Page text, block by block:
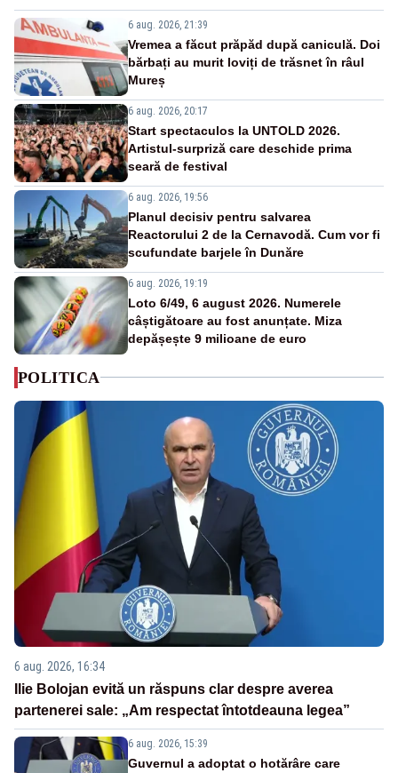
6 aug. 2026, 21:39
Vremea a făcut prăpăd după caniculă. Doi
bărbați au murit loviți de trăsnet în râul
Mureș
6 aug. 2026, 20:17
Start spectaculos la UNTOLD 2026.
Artistul-surpriză care deschide prima
seară de festival
6 aug. 2026, 19:56
Planul decisiv pentru salvarea
Reactorului 2 de la Cernavodă. Cum vor fi
scufundate barjele în Dunăre
6 aug. 2026, 19:19
Loto 6/49, 6 august 2026. Numerele
câștigătoare au fost anunțate. Miza
depășește 9 milioane de euro
POLITICA
6 aug. 2026, 16:34
Ilie Bolojan evită un răspuns clar despre averea
partenerei sale: „Am respectat întotdeauna legea”
6 aug. 2026, 15:39
Guvernul a adoptat o hotărâre care